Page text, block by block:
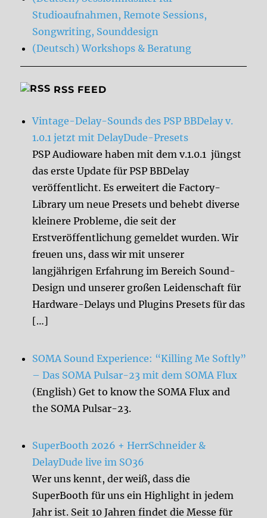
Studioaufnahmen, Remote Sessions,
Songwriting, Sounddesign
(Deutsch) Workshops & Beratung
RSS FEED
Vintage-Delay-Sounds des PSP BBDelay v.
1.0.1 jetzt mit DelayDude-Presets
PSP Audioware haben mit dem v.1.0.1 jüngst
das erste Update für PSP BBDelay
veröffentlicht. Es erweitert die Factory-
Library um neue Presets und behebt diverse
kleinere Probleme, die seit der
Erstveröffentlichung gemeldet wurden. Wir
freuen uns, dass wir mit unserer
langjährigen Erfahrung im Bereich Sound-
Design und unserer großen Leidenschaft für
Hardware-Delays und Plugins Presets für das
[…]
SOMA Sound Experience: “Killing Me Softly”
– Das SOMA Pulsar-23 mit dem SOMA Flux
(English) Get to know the SOMA Flux and
the SOMA Pulsar-23.
SuperBooth 2026 + HerrSchneider &
DelayDude live im SO36
Wer uns kennt, der weiß, dass die
SuperBooth für uns ein Highlight in jedem
Jahr ist. Seit 10 Jahren findet die Messe für